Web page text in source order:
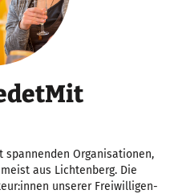
Organisationen,
aus Lichtenberg. Die
unserer Freiwilligen-